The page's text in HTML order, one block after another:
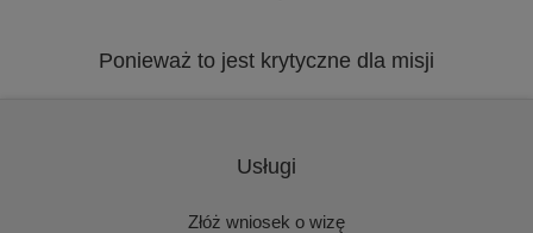
Ponieważ to jest krytyczne dla misji
Usługi
Złóż wniosek o wizę